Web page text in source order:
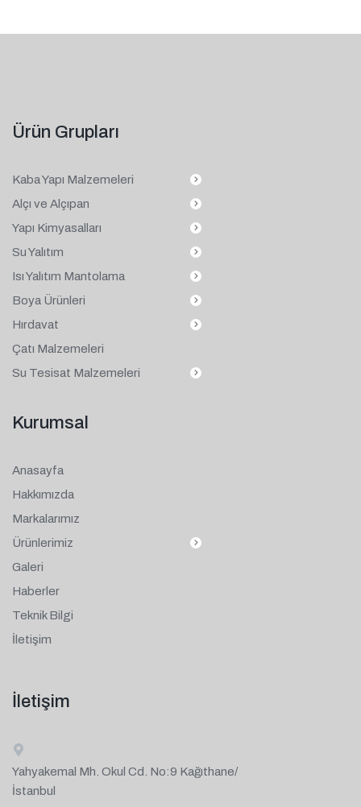
Ürün Grupları
Kaba Yapı Malzemeleri
Alçı ve Alçıpan
Yapı Kimyasalları
Su Yalıtım
Isı Yalıtım Mantolama
Boya Ürünleri
Hırdavat
Çatı Malzemeleri
Su Tesisat Malzemeleri
Kurumsal
Anasayfa
Hakkımızda
Markalarımız
Ürünlerimiz
Galeri
Haberler
Teknik Bilgi
İletişim
İletişim
Yahyakemal Mh. Okul Cd. No:9 Kağıthane/
İstanbul